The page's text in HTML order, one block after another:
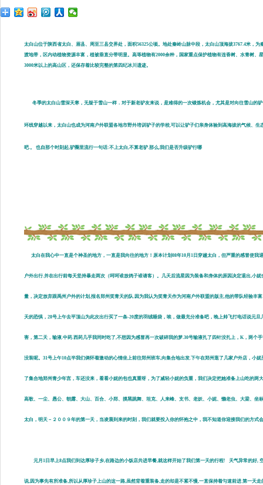
太白山位于陕西省太白、眉县、周至三县交界处，面积56325公顷。地处秦岭山脉中段，太白山顶海拔3767.4米，
渡地带，区内动植物资源丰富，植被垂直分带明显。高等植物有2000余种，国家重点保护植物有连香树、水青树
3000米以上的高山区，还保存着比较完整的第四纪冰川遗迹。
冬季的太白山雪深天寒，无疑于雪山一样．对于新老驴友来说，是难得的一次锻炼机会，尤其是对向往雪山的
环线穿越以来，太白山也成为河南户外联盟各地市野外培训驴子的学校,可以让驴子们亲身体验到高海拔的气候、
吧.。 也自那个时刻起,驴圈里流行一句话:不上太白,不算老驴.那么,我们是否升级驴行哪
太白在我心中一直是个神圣的地方，一直是我向往的地方！原本计划08年10月1日穿越太白，但严重的感冒使
户外出行.并在出行前每天坚持暴走两次（呵呵谁放鸽子谁请客）。几天后流星因为装备和身体的原因决定退出,小
量，决定放弃跟禹州户外的计划,报名郑州笑青天的队.因为我认为笑青天作为河南户外联盟的版主,他的带队经验
天的恐惧，28号上午去平顶山为此次出行买了一条-20度的羽绒睡袋，唉，做最充分准备吧，晚上帅飞打电话说元
害，第二天，输液.中药.西药几乎我同时吃了,不想因为感冒再一次破碎我的梦.30号输液扎了四针没扎上，K，两
没装呢。31号上午10点半我们俩怀着激动的心情坐上前往郑州班车,向集合地出发.下午在郑州逛了几家户外店，
了集合地郑州青少年宫，车还没来，看看小妮的包也真重呀，为了减轻小妮的负重，我们决定把她准备上山吃的
高歌、一尘、愚公、朝露、大山、百合、小郑、摸黑跳舞、坦克、人来峰、支书、老妖、小妮、懒老虫、大梁、
太白，明天－２００９年的第一天，当凌晨到来的时刻，我们就要投入你的怀抱之中，我不知道你迎接我们的方
元月1日早上8点我们到达厚珍子乡,在路边的小饭店共进早餐,就这样开始了我们第一天的行程! 天气异常的好
说,因为事先有所准备,所以从厚珍子上山的这一路,虽然背着重装备,走的却是不紧不慢,一直保持着匀速前进.第一天